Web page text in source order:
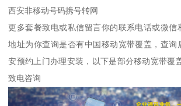
西安非移动号码携号转网
更多套餐致电或私信留言你的联系电话或微信
地址为你查询是否有中国移动宽带覆盖，查询
安预约上门办理安装，以下是部分移动宽带覆
致电咨询